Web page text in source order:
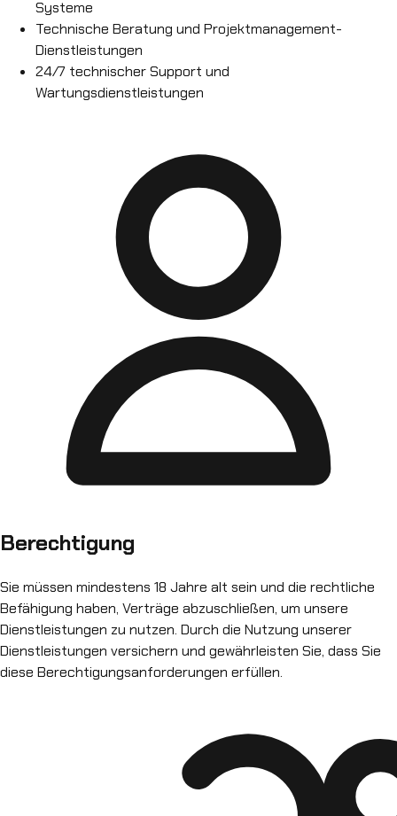
Systeme
Technische Beratung und Projektmanagement-
Dienstleistungen
24/7 technischer Support und
Wartungsdienstleistungen
Berechtigung
Sie müssen mindestens 18 Jahre alt sein und die rechtliche
Befähigung haben, Verträge abzuschließen, um unsere
Dienstleistungen zu nutzen. Durch die Nutzung unserer
Dienstleistungen versichern und gewährleisten Sie, dass Sie
diese Berechtigungsanforderungen erfüllen.